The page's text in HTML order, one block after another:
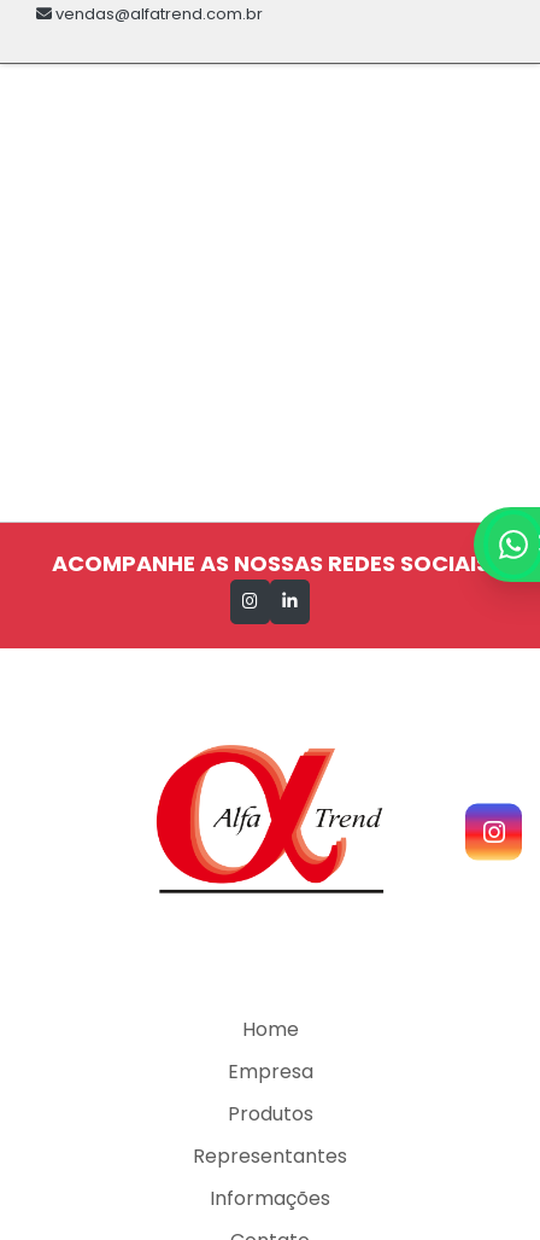
vendas@alfatrend.com.br
ACOMPANHE AS NOSSAS REDES SOCIAIS
Home
Empresa
Produtos
Representantes
Informações